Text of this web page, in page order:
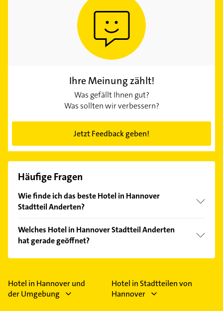
Ihre Meinung zählt!
Was gefällt Ihnen gut?
Was sollten wir verbessern?
Jetzt Feedback geben!
Häufige Fragen
Wie finde ich das beste Hotel in Hannover
Stadtteil Anderten?
Kundenmeinungen und profitieren Sie von den
Empfehlungen. Die Suchergebnisse können Sie sich
einfach nachBewertungensortiert anzeigen lassen.
Welches Hotel in Hannover Stadtteil Anderten
hat gerade geöffnet?
Im Anbieter-Bereich finden Sie alleÖffnungszeiten.
Feiertagen abweichen können.
Hotel in Hannover und
der Umgebung
Hotel in Stadtteilen von
Hannover